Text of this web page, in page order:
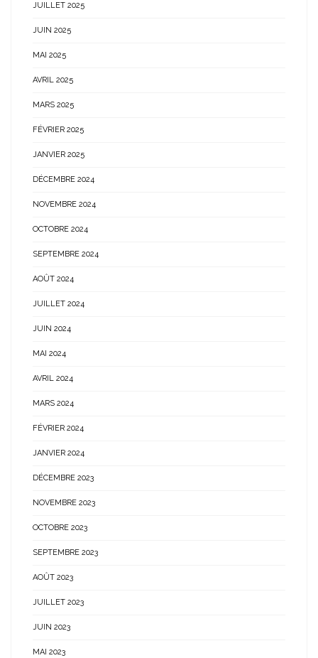
JUILLET 2025
JUIN 2025
MAI 2025
AVRIL 2025
MARS 2025
FÉVRIER 2025
JANVIER 2025
DÉCEMBRE 2024
NOVEMBRE 2024
OCTOBRE 2024
SEPTEMBRE 2024
AOÛT 2024
JUILLET 2024
JUIN 2024
MAI 2024
AVRIL 2024
MARS 2024
FÉVRIER 2024
JANVIER 2024
DÉCEMBRE 2023
NOVEMBRE 2023
OCTOBRE 2023
SEPTEMBRE 2023
AOÛT 2023
JUILLET 2023
JUIN 2023
MAI 2023